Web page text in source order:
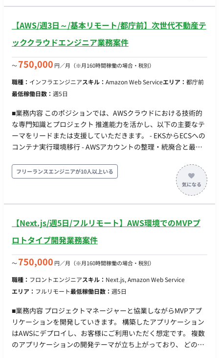
数実績があるエンド様になります。 長期的にご参画頂く中で要
は長期参画が前提となります。 ◆主な開発環境・ツール◆ ・言
語：PHP・TypeScript ・FW：Ethna・Vue.js ・DB：
redis・memcache ・ソースコード管理ツール：GitHub ・イン
ール：Slack・google Meet ・時期：即日 / 10月〜 ・稼働：週5
日 or 週4日 ・出社：フルリモート可能（地方可） ・場所：西新
クス相談可） ・服装：自由 ・貸与：PC貸与あり（Windowsも
しくはMac）
【AWS/週3日～/基本リモート/都庁前】次世代不動産テ
ッククラウドエンジニア業務案件
〜750,000 円／月 （※月160時間稼働の場合・税別）
職種： インフラエンジニアスキル： Amazon Web Serviceエリア： 都庁前
最低稼働日数： 週5日
■業務内容 このポジションでは、AWSクラウドにおける技術的
な専門知識とプロジェクト 推進能力を活かし、以下の主要なテ
ーマをリードまたは支援していただきます。 - EKSからECSへの
コンテナ実行環境移行 - AWSアカウントの整理・統廃合と最適
推進 - TerraformまたはAWS CloudFormationを用いたインフ
ラの自動化・コード化を 推進し、再現性、運用効率、セキュ
リティの向上に貢献。 - 技術的な課題解決とベストプラクティ
ス導入 - 社内チーム（開発・インフラ）との連携 ■開発環境 -
Backbone.js, Laravel, Vue.js - Amazon RDS （Aurora）,
Amazon ElastiCache （Redis） - Docker, CircleCI, Kubernetes
（8月開始1名、10月開始1名） ■作業期間：長期予定 ■作業時
可）
フリーランスエンジニアが10人以上いる
【Next.js/週5日/フルリモート】AWS環境でのMVPプ
ロトタイプ開発業務案件
〜750,000 円／月 （※月160時間稼働の場合・税別）
職種： フロントエンジニアスキル： Next.js, Amazon Web Service
エリア： フルリモート最低稼働日数： 週5日
■業務内容 プロジェクトマネージャーと協業しながらMVPアプ
リケーションを開発していきます。 構築したアプリケーション
はAWSにデプロイし、お客様にご利用いただく想定です。 複数
のアプリケーションの開発テーマが立ち上がっており、 どのア